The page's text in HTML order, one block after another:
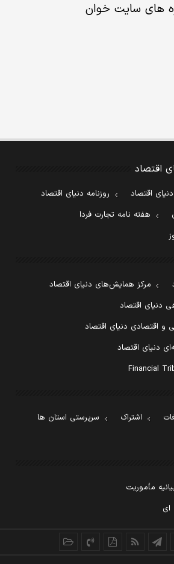
های سایت خوان
اقتصاد
اقتصاد
روزنامه دنیای اقتصاد
هفته نامه تجارت فردا
مرکز همایش‌های دنیای اقتصاد
دنیای اقتصاد
اقتصادی دنیای اقتصاد
دنیای اقتصاد
اشتراک
سرپرستی استان ها
مأموریت
ای